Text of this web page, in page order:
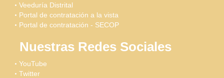
Veeduría Distrital
Portal de contratación a la vista
Portal de contratación - SECOP
Nuestras Redes Sociales
YouTube
Twitter